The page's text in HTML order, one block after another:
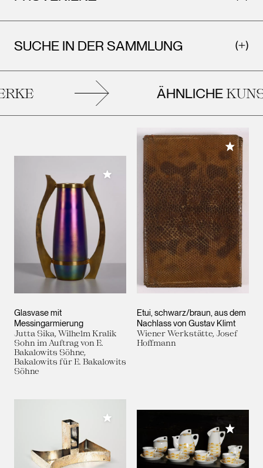
SUCHE IN DER SAMMLUNG
ÄHNLICHE
Glasvase mit
Messingarmierung
Jutta Sika, Wilhelm Kralik
Sohn im Auftrag von E.
Bakalowits Söhne,
Bakalowits für E. Bakalowits
Söhne
Meiner Sammlung hinzufügen
Etui, schwarz/braun, aus dem
Nachlass von Gustav Klimt
Wiener Werkstätte, Josef
Hoffmann
Meiner
Meiner Sammlung hinzufügen
Meiner